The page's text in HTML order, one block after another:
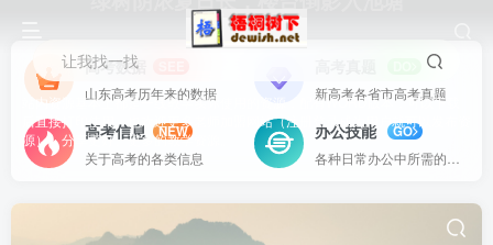
让我找一找
站内资源基本上都是一线教学实际使用的资源，配有WORD版本，可以下载
后直接打印使用。也欢迎更多老师加盟网站（注册登录成为用户就可以发布资
源），分享更好、更多的教学资源。
高考数据
山东高考历年来的数据
新高考各省市高考真题
高考信息
NEW
关于高考的各类信息
办公技能
GO